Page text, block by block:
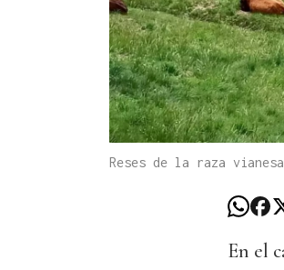
Reses de la raza
En el